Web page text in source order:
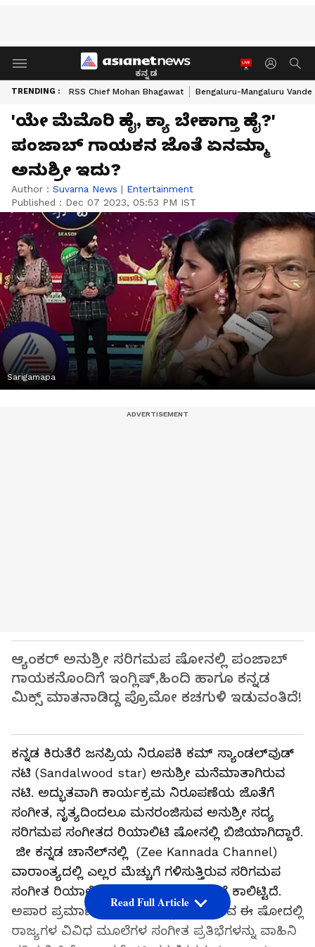
ಕನ್ನಡ
TRENDING : RSS Chief Mohan Bhagawat Bengaluru-Mangaluru
'ಯೇ ಮೆಮೊರಿ ಹೈ, ಕ್ಯಾ ಬೇಕಾಗ್ತಾ ಹೈ?'
ಪಂಜಾಬ್​ ಗಾಯಕನ ಜೊತೆ ಏನಮ್ಮಾ
ಅನುಶ್ರೀ ಇದು?
Author : Suvarna News | Entertainment
Published : Dec 07 2023, 05:53 PM IST
Sarigamapa
ಆ್ಯಂಕರ್​ ಅನುಶ್ರೀ ಸರಿಗಮಪ ಷೋನಲ್ಲಿ ಪಂಜಾಬ್​
ಗಾಯಕನೊಂದಿಗೆ ಇಂಗ್ಲಿಷ್​,ಹಿಂದಿ ಹಾಗೂ ಕನ್ನಡ
ಮಿಕ್ಸ್​ ಮಾತನಾಡಿದ್ದ ಪ್ರೊಮೋ ಕಚಗುಳಿ ಇಡುವಂತಿದೆ!
ಕನ್ನಡ ಕಿರುತೆರೆ ಜನಪ್ರಿಯ ನಿರೂಪಕಿ ಕಮ್ ಸ್ಯಾಂಡಲ್‌ವುಡ್‌
ನಟಿ (Sandalwood star) ಅನುಶ್ರೀ ಮನೆಮಾತಾಗಿರುವ
ನಟಿ. ಅದ್ಭುತವಾಗಿ ಕಾರ್ಯಕ್ರಮ ನಿರೂಪಣೆಯ ಜೊತೆಗೆ
ಸಂಗೀತ, ನೃತ್ಯದಿಂದಲೂ ಮನರಂಜಿಸುವ ಅನುಶ್ರೀ ಸದ್ಯ
ಸರಿಗಮಪ ಸಂಗೀತದ ರಿಯಾಲಿಟಿ ಷೋನಲ್ಲಿ ಬಿಜಿಯಾಗಿದ್ದಾರೆ.
ಜೀ ಕನ್ನಡ ಚಾನೆಲ್​ನಲ್ಲಿ (Zee Kannada Channel)
ವಾರಾಂತ್ಯದಲ್ಲಿ ಎಲ್ಲರ ಮೆಚ್ಚುಗೆ ಗಳಿಸುತ್ತಿರುವ ಸರಿಗಮಪ
ಸಂಗೀತ ರಿಯಾಲಿಟಿ ಷೋ ಈಗ 20ನೇ ಕಂತಿಗೆ ಕಾಲಿಟ್ಟಿದೆ.
ಅಪಾರ ಪ್ರಮಾಣದಲ್ಲಿ ಜನ ಮೆಚ್ಚುಗೆ ಗಳಿಸಿರುವ ಈ ಷೋದಲ್ಲಿ
ರಾಜ್ಯಗಳ ವಿವಿಧ ಮೂಲೆಗಳ ಸಂಗೀತ ಪ್ರತಿಭೆಗಳನ್ನು ವಾಹಿನಿ
Read Full Article